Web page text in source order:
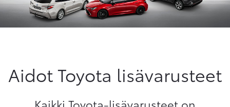
Aidot Toyota lisävarusteet